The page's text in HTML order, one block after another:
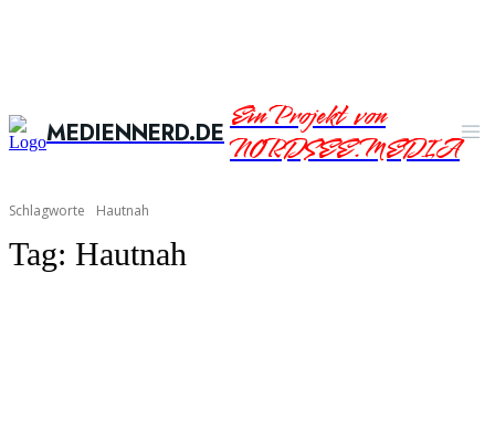
MEDIENNERD.DEEin Projekt von
NORDSEE.MEDIA
Schlagworte Hautnah
Tag: Hautnah